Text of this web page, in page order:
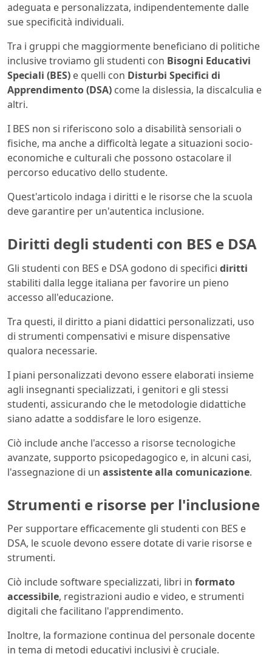
adeguata e personalizzata, indipendentemente dalle
sue specificità individuali.
Tra i gruppi che maggiormente beneficiano di politiche
inclusive troviamo gli studenti con Bisogni Educativi
Speciali (BES) e quelli con Disturbi Specifici di
Apprendimento (DSA) come la dislessia, la discalculia e
altri.
I BES non si riferiscono solo a disabilità sensoriali o
fisiche, ma anche a difficoltà legate a situazioni socio-
economiche e culturali che possono ostacolare il
percorso educativo dello studente.
Quest'articolo indaga i diritti e le risorse che la scuola
deve garantire per un'autentica inclusione.
Diritti degli studenti con BES e DSA
Gli studenti con BES e DSA godono di specifici diritti
stabiliti dalla legge italiana per favorire un pieno
accesso all'educazione.
Tra questi, il diritto a piani didattici personalizzati, uso
di strumenti compensativi e misure dispensative
qualora necessarie.
I piani personalizzati devono essere elaborati insieme
agli insegnanti specializzati, i genitori e gli stessi
studenti, assicurando che le metodologie didattiche
siano adatte a soddisfare le loro esigenze.
Ciò include anche l'accesso a risorse tecnologiche
avanzate, supporto psicopedagogico e, in alcuni casi,
l'assegnazione di un assistente alla comunicazione.
Strumenti e risorse per l'inclusione
Per supportare efficacemente gli studenti con BES e
DSA, le scuole devono essere dotate di varie risorse e
strumenti.
Ciò include software specializzati, libri in formato
accessibile, registrazioni audio e video, e strumenti
digitali che facilitano l'apprendimento.
Inoltre, la formazione continua del personale docente
in tema di metodi educativi inclusivi è cruciale.